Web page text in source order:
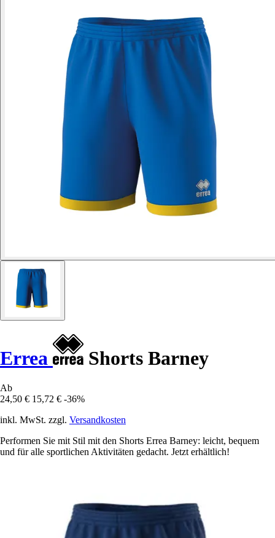
Errea Shorts Barney
Ab
24,50 € 15,72 € -36%
inkl. MwSt. zzgl. Versandkosten
Performen Sie mit Stil mit den Shorts Errea Barney: leicht, bequem
und für alle sportlichen Aktivitäten gedacht. Jetzt erhältlich!